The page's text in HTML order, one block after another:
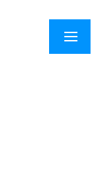
×
Menu